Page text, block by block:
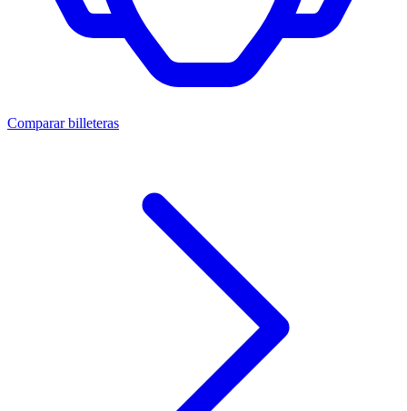
Comparar billeteras